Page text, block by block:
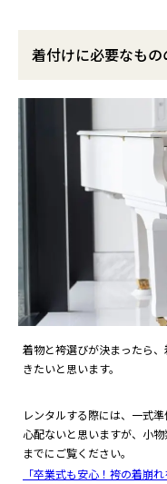
着付けに必要なも
着物と袴選びが決まったら
きたいと思います。
レンタルする際には、一式
心配ないと思いますが、小
までにご覧ください。
「卒業式も安心！袴の着崩